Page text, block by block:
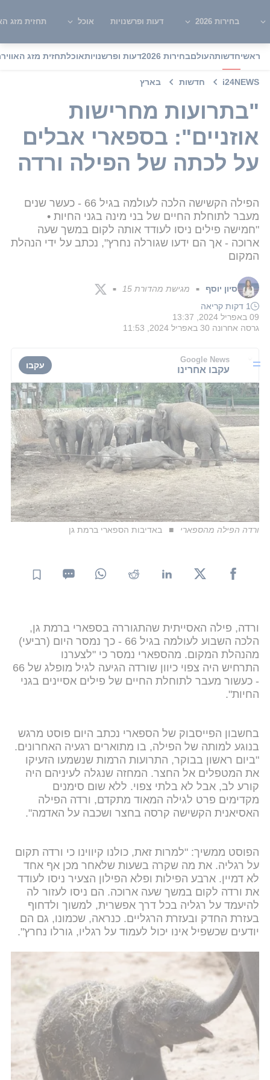
בחירות 2026 דעות ופרשנויות אוכל תחזית מזג
ראשיחדשותהעולםבחירות 2026 דעות ופרשנויותאוכלתחזית מזג האוויר
i24NEWS חדשות בארץ
"בתרועות מחרישות
אוזניים": בספארי אבלים
על לכתה של הפילה ורדה
הפילה הקשישה הלכה לעולמה בגיל 66 - כעשר שנים
מעבר לתוחלת החיים של בני מינה בגני החיות •
"חמישה פילים ניסו לעודד אותה לקום במשך שעה
ארוכה - אך הם ידעו שגורלה נחרץ", נכתב על ידי הנהלת
המקום
סיון יוסף ■ מגישת מהדורת 15 ■
1 דקות קריאה
09 באפריל 2024, 13:37
גרסה אחרונה 30 באפריל 2024, 11:53
Google News
עקבו אחרינו עקבו
ורדה הפילה מהספארי באדיבות הספארי ברמת גן
ורדה, פילה האסייתית שהתגוררה בספארי ברמת גן,
הלכה השבוע לעולמה בגיל 66 - כך נמסר היום (רביעי)
מהנהלת המקום. מהספארי נמסר כי "לצערנו
התרחיש היה צפוי כיוון שורדה הגיעה לגיל מופלג של 66
- כעשור מעבר לתוחלת החיים של פילים אסיינים בגני
החיות".
בחשבון הפייסבוק של הספארי נכתב היום פוסט מרגש
בנוגע למותה של הפילה, בו מתוארים רגעיה האחרונים.
"ביום ראשון בבוקר, התרועות הרמות שנשמעו הזעיקו
את המטפלים אל החצר. המחזה שנגלה לעיניהם היה
קורע לב, אבל לא בלתי צפוי. ללא שום סימנים
מקדימים פרט לגילה המאוד מתקדם, ורדה הפילה
האסיאנית הקשישה קרסה בחצר ושכבה על האדמה".
הפוסט ממשיך: "למרות זאת, כולנו קיווינו כי ורדה תקום
על רגליה. את מה שקרה בשעות שלאחר מכן אף אחד
לא דמיין. ארבע הפילות ופלא הפילון הצעיר ניסו לעודד
את ורדה לקום במשך שעה ארוכה. הם ניסו לעזור לה
להיעמד על רגליה בכל דרך אפשרית, למשוך ולדחוף
בעזרת החדק ובעזרת הרגליים. כנראה, שכמונו, גם הם
יודעים שכשפיל אינו יכול לעמוד על רגליו, גורלו נחרץ".